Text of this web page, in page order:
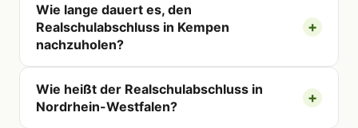
Wie lange dauert es, den
Realschulabschluss in Kempen
nachzuholen?
Wie heißt der Realschulabschluss in
Nordrhein-Westfalen?